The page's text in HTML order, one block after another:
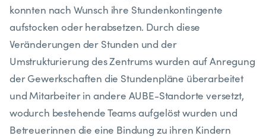
konnten nach Wunsch ihre Stundenkontingente
aufstocken oder herabsetzen. Durch diese
Veränderungen der Stunden und der
Umstrukturierung des Zentrums wurden auf Anregung
der Gewerkschaften die Stundenpläne überarbeitet
und Mitarbeiter in andere AUBE-Standorte versetzt,
wodurch bestehende Teams aufgelöst wurden und
Betreuerinnen die eine Bindung zu ihren Kindern